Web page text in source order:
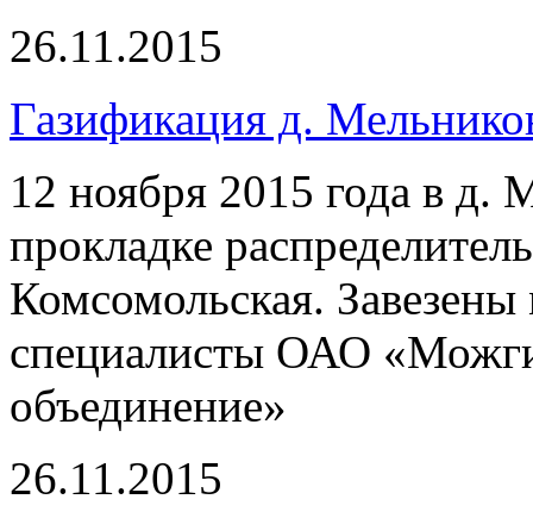
26.11.2015
Газификация д.
12 ноября 2015 года в д.
прокладке
Комсомольская.
специалисты ОАО
объединение»
26.11.2015